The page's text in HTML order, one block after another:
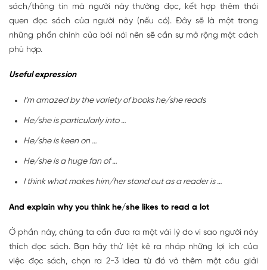
sách/thông tin mà người này thường đọc, kết hợp thêm thói
quen đọc sách của người này (nếu có). Đây sẽ là một trong
những phần chính của bài nói nên sẽ cần sự mở rộng một cách
phù hợp.
Useful expression
I’m amazed by the variety of books he/she reads
He/she is particularly into …
He/she is keen on …
He/she is a huge fan of …
I think what makes him/her stand out as a reader is …
And explain why you think he/she likes to read a lot
Ở phần này, chúng ta cần đưa ra một vài lý do vì sao người này
thích đọc sách. Bạn hãy thử liệt kê ra nháp những lợi ích của
việc đọc sách, chọn ra 2-3 idea từ đó và thêm một câu giải